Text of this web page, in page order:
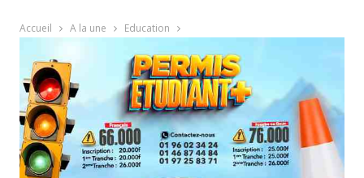
Accueil A la une Education